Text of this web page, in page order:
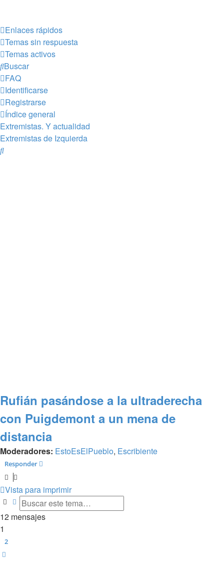
Enlaces rápidos
Temas sin respuesta
Temas activos
Buscar
FAQ
Identificarse
Registrarse
Índice general
Extremistas. Y actualidad
Extremistas de Izquierda
Buscar
Rufián pasándose a la ultraderecha
con Puigdemont a un mena de
distancia
Moderadores: EstoEsElPueblo, Escribiente
Responder
Vista para imprimir
BuscarBúsqueda avanzada
12 mensajes
1
2